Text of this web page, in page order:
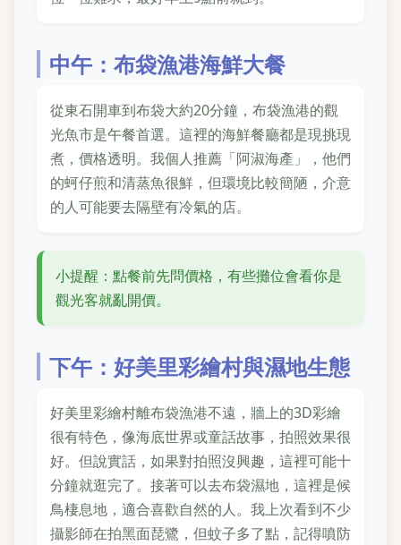
中午：布袋漁港海鮮大餐
從東石開車到布袋大約20分鐘，布袋漁港的觀
光魚市是午餐首選。這裡的海鮮餐廳都是現挑現
煮，價格透明。我個人推薦「阿淑海產」，他們
的蚵仔煎和清蒸魚很鮮，但環境比較簡陋，介意
的人可能要去隔壁有冷氣的店。
小提醒：點餐前先問價格，有些攤位會看你是
觀光客就亂開價。
下午：好美里彩繪村與濕地生態
好美里彩繪村離布袋漁港不遠，牆上的3D彩繪
很有特色，像海底世界或童話故事，拍照效果很
好。但說實話，如果對拍照沒興趣，這裡可能十
分鐘就逛完了。接著可以去布袋濕地，這裡是候
鳥棲息地，適合喜歡自然的人。我上次看到不少
攝影師在拍黑面琵鷺，但蚊子多了點，記得噴防